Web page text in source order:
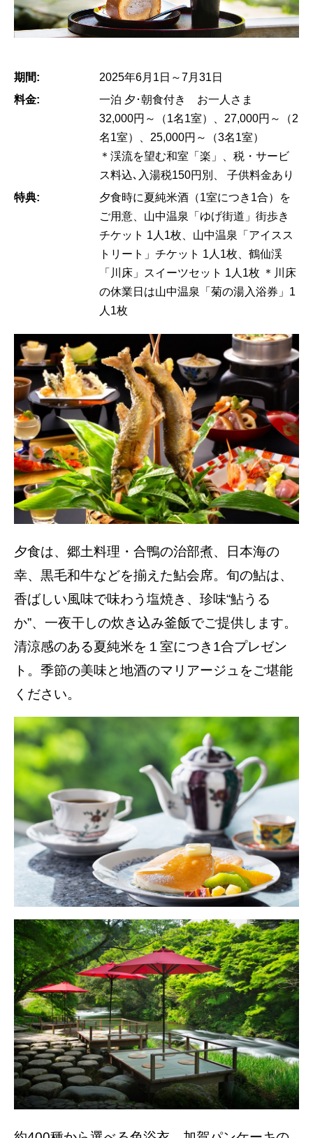
期間:
2025年6月1日～7月31日
料金:
一泊 夕･朝食付き お一人さま
32,000円～（1名1室）、27,000円～（2
名1室）、25,000円～（3名1室）
＊渓流を望む和室「楽」、税・サービ
ス料込､入湯税150円別、 子供料金あり
特典:
夕食時に夏純米酒（1室につき1合）を
ご用意、山中温泉「ゆげ街道」街歩き
チケット 1人1枚、山中温泉「アイスス
トリート」チケット 1人1枚、鶴仙渓
「川床」スイーツセット 1人1枚 ＊川床
の休業日は山中温泉「菊の湯入浴券」1
人1枚
夕食は、郷土料理・合鴨の治部煮、日本海の
幸、黒毛和牛などを揃えた鮎会席。旬の鮎は、
香ばしい風味で味わう塩焼き、珍味“鮎うる
か”、一夜干しの炊き込み釜飯でご提供します。
清涼感のある夏純米を１室につき1合プレゼン
ト。季節の美味と地酒のマリアージュをご堪能
ください。